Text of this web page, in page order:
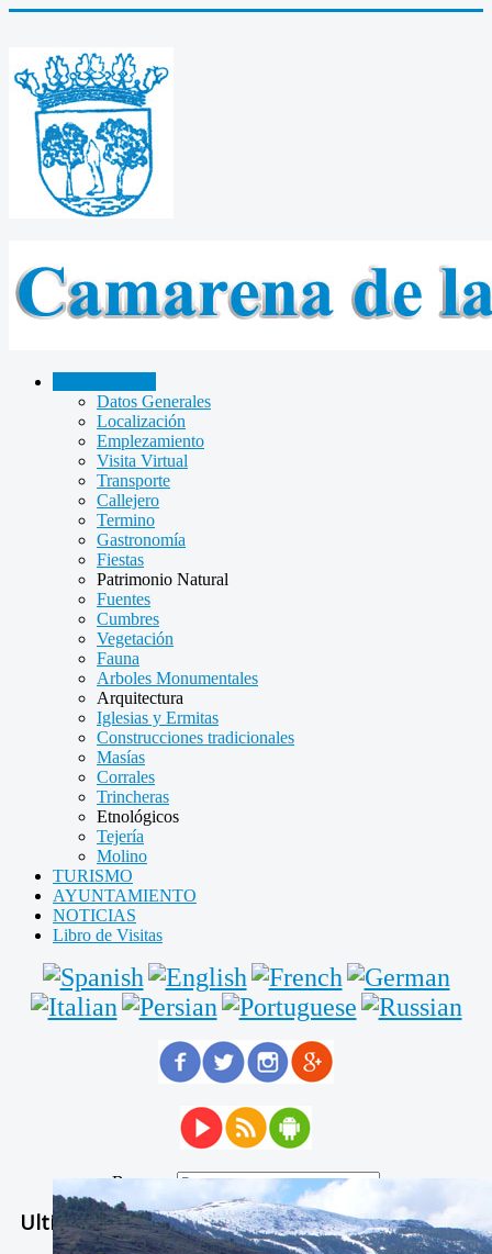
Datos Generales
Localización
Emplezamiento
Visita Virtual
Transporte
Callejero
Termino
Gastronomía
Fiestas
Patrimonio Natural
Fuentes
Cumbres
Vegetación
Fauna
Arboles Monumentales
Arquitectura
Iglesias y Ermitas
Construcciones tradicionales
Masías
Corrales
Trincheras
Etnológicos
Tejería
Molino
TURISMO
AYUNTAMIENTO
NOTICIAS
Libro de Visitas
Buscar...
Ultimas Noticias